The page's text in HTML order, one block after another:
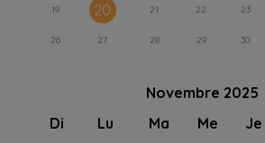
19 20 21 22 23
26 27 28 29 30
Novembre 2025
Di
Lu Ma Me Je